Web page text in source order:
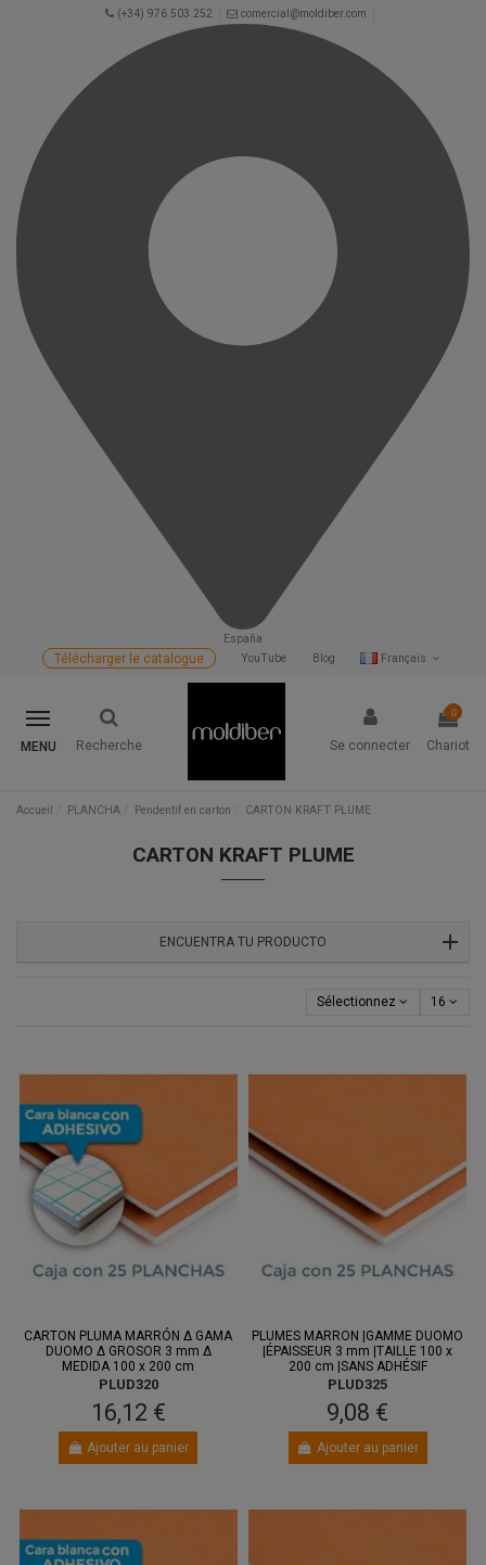
(+34) 976 503 252 comercial@moldiber.com
España
Français
Blog
YouTube
Télécharger le catalogue
MENU Recherche Se connecter
0
Chariot
Accueil PLANCHA Pendentif en carton CARTON KRAFT PLUME
CARTON KRAFT PLUME
ENCUENTRA TU PRODUCTO
Sélectionnez 16
CARTON PLUMA MARRÓN Δ GAMA
DUOMO Δ GROSOR 3 mm Δ
MEDIDA 100 x 200 cm
PLUD320
16,12 €
Ajouter au panier
PLUMES MARRON |GAMME DUOMO
|ÉPAISSEUR 3 mm |TAILLE 100 x
200 cm |SANS ADHÉSIF
PLUD325
9,08 €
Ajouter au panier